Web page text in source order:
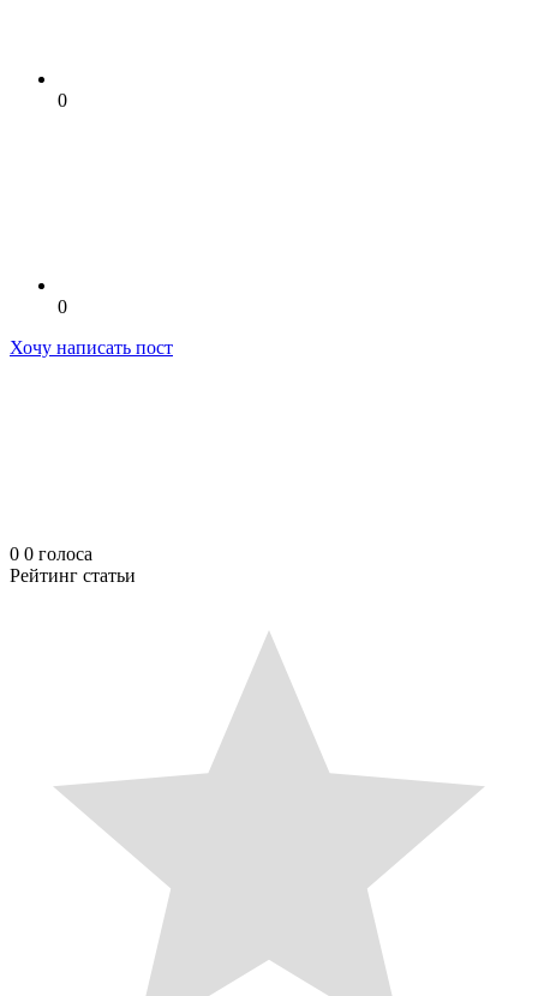
0
0
Хочу написать пост
0 0 голоса
Рейтинг статьи